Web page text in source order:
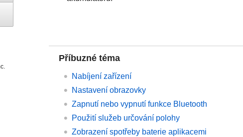
Příbuzné téma
Nabíjení zařízení
Nastavení obrazovky
Zapnutí nebo vypnutí funkce Bluetooth
Použití služeb určování polohy
Zobrazení spotřeby baterie aplikacemi